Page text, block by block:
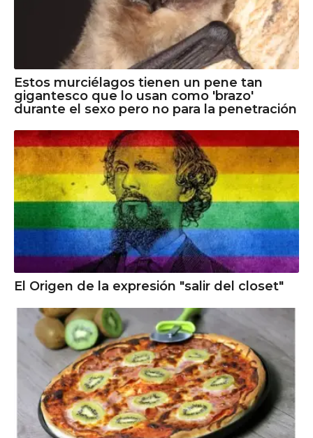
Estos murciélagos tienen un pene tan
gigantesco que lo usan como 'brazo'
durante el sexo pero no para la penetración
El Origen de la expresión "salir del closet"